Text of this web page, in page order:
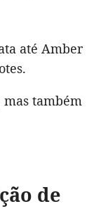
até Amber
também
de